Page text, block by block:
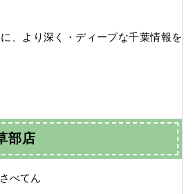
、より深く・ディープな千葉情報を
部店
べてん